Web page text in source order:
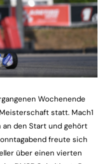
Wochenende
statt. Mach1
den Start und gehört
freute sich
über einen vierten